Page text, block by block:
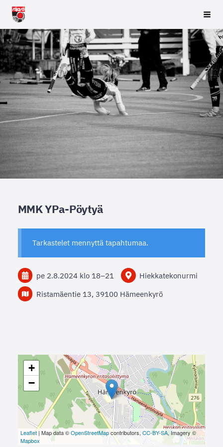
Siirry
sivun
sisältöön
Räpsä ry
MMK YPa-Pöytyä
Tarkastelet mennyttä tapahtumaa.
pe 2.8.2024 klo 18–21
Hiekkatekonurmi
Ristamäentie 13, 39100 Hämeenkyrö
+
−
Leaflet| Map data ©OpenStreetMapcontributors,CC-BY-SA, Imagery ©
Mapbox